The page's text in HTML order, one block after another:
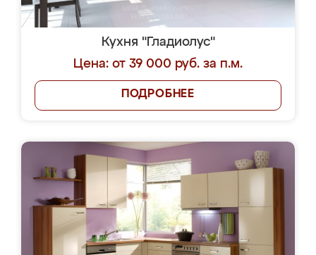
Кухня "Гладиолус"
Цена: от 39 000 руб. за п.м.
ПОДРОБНЕЕ